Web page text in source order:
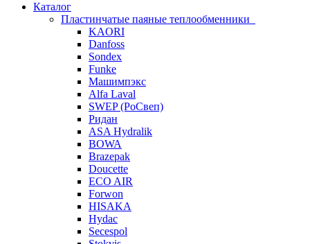
Каталог
Пластинчатые паяные теплообменники
KAORI
Danfoss
Sondex
Funke
Машимпэкс
Alfa Laval
SWEP (РоСвеп)
Ридан
ASA Hydralik
BOWA
Brazepak
Doucette
ECO AIR
Forwon
HISAKA
Hydac
Secespol